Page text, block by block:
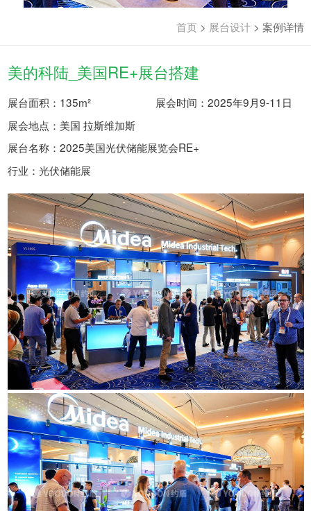
首页 > 展台设计> 案例详情
美的科陆_美国RE+展台搭建
展台面积：135m²
展会时间：2025年9月9-11日
展会地点：美国 拉斯维加斯
展台名称：2025美国光伏储能展览会RE+
行业：光伏储能展